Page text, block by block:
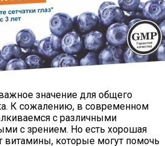
значение для общего
К сожалению, в современном
с различными
с зрением. Но есть хорошая
витамины, которые могут помочь